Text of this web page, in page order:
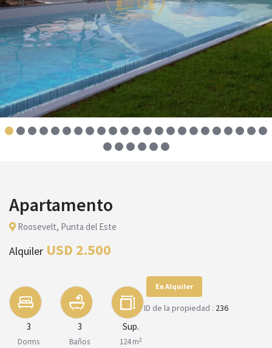
Apartamento
Roosevelt, Punta del Este
Alquiler USD 2.500
3
Dorms
3
Baños
Sup.
124 m2
En Alquiler
ID de la propiedad : 236